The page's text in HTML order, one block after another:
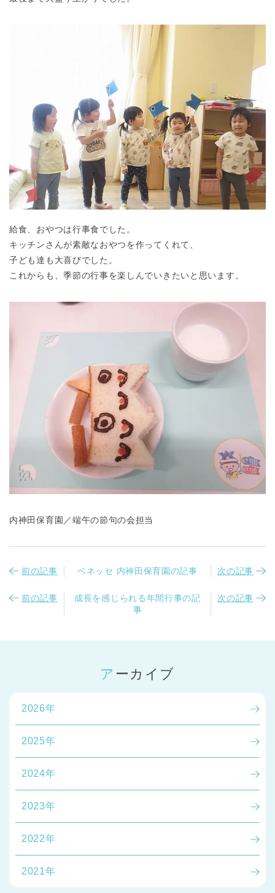
千葉県 千葉県 全域
埼玉県 埼玉県 全域
兵庫県 兵庫県 全域
給食、おやつは行事食でした。
キッチンさんが素敵なおやつを作ってくれて、
子ども達も大喜びでした。
これからも、季節の行事を楽しんでいきたいと思います。
内神田保育園／端午の節句の会担当
前の記事 ベネッセ 内神田保育園の記事 次の記事
前の記事
成長を感じられる年間行事の記
事
次の記事
アーカイブ
2026年
2025年
2024年
2023年
2022年
2021年